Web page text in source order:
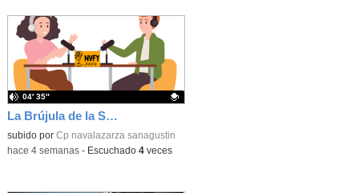
La Brújula de la Sabiuría
Contenido educativo.
subido por Cp navalazarza sanagustin
04′ 35″
-hace 4 semanas- Escuchado 4veces